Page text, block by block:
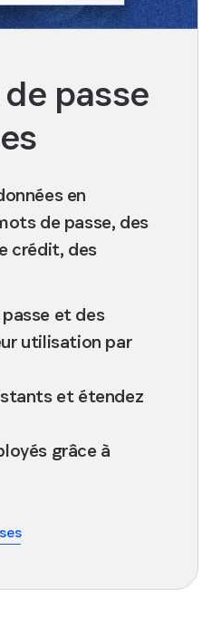
passe
en
de passe, des
crédit, des
et des
utilisation par
et étendez
grâce à